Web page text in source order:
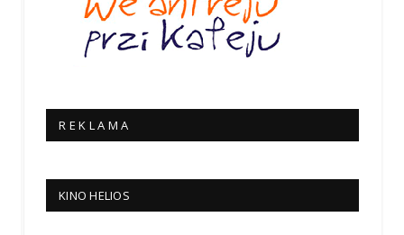
R E K L A M A
KINO HELIOS